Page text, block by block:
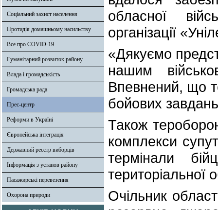
Соціальний захист населення
Протидія домашньому насильству
Все про COVID-19
Гуманітарний розвиток району
Влада і громадськість
Громадська рада
Прес-центр
Реформи в Україні
Європейська інтеграція
Державний реєстр виборців
Інформація з установ району
Пасажирські перевезення
Охорона природи
обласної
організації
«Дякуємо
нашим
Впевнений, що
бойових
Також
комплекси
термінали
територіальної
Очільник